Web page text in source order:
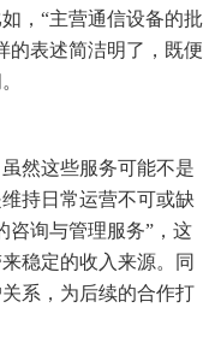
，“主营通信设备的批
的表述简洁明了，既便
然这些服务可能不是
持日常运营不可或缺
咨询与管理服务”，这
稳定的收入来源。同
系，为后续的合作打